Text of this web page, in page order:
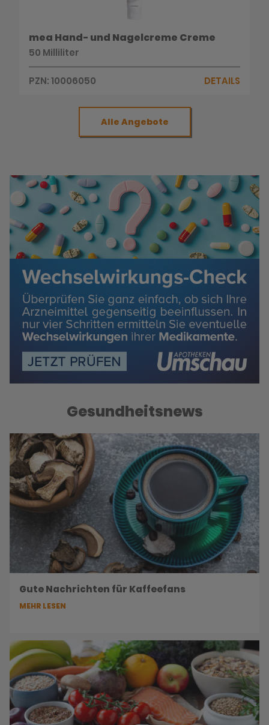
mea Hand- und Nagelcreme Creme
50 Milliliter
PZN: 10006050 DETAILS
Alle Angebote
Gesundheitsnews
Gute Nachrichten für Kaffeefans
MEHR LESEN